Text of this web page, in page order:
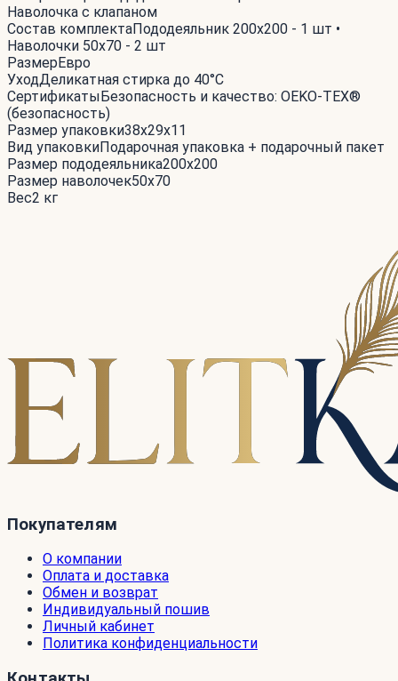
Наволочка с клапаном
Состав комплектаПододеяльник 200x200 - 1 шт •
Наволочки 50x70 - 2 шт
РазмерЕвро
УходДеликатная стирка до 40°С
СертификатыБезопасность и качество: OEKO-TEX®
(безопасность)
Размер упаковки38x29x11
Вид упаковкиПодарочная упаковка + подарочный пакет
Размер пододеяльника200x200
Размер наволочек50x70
Вес2 кг
Покупателям
О компании
Оплата и доставка
Обмен и возврат
Индивидуальный пошив
Личный кабинет
Политика конфиденциальности